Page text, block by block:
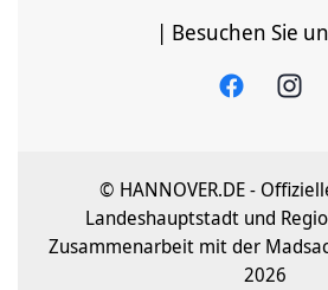
| Besuchen Sie
© HANNOVER.DE -
Landeshauptstadt und
Zusammenarbeit mit der
2026